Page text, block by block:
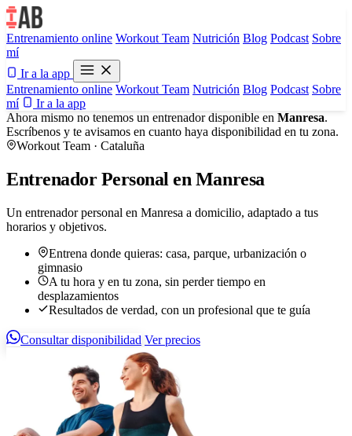
Entrenamiento online Workout Team Nutrición Blog Podcast Sobre
mí
Ir a la app
Entrenamiento online Workout Team Nutrición Blog Podcast Sobre
mí
Ir a la app
Ahora mismo no tenemos un entrenador disponible en Manresa.
Escríbenos y te avisamos en cuanto haya disponibilidad en tu zona.
Workout Team · Cataluña
Entrenador Personal en Manresa
Un entrenador personal en Manresa a domicilio, adaptado a tus
horarios y objetivos.
Entrena donde quieras: casa, parque, urbanización o
gimnasio
A tu hora y en tu zona, sin perder tiempo en
desplazamientos
Resultados de verdad, con un profesional que te guía
Consultar disponibilidad Ver precios